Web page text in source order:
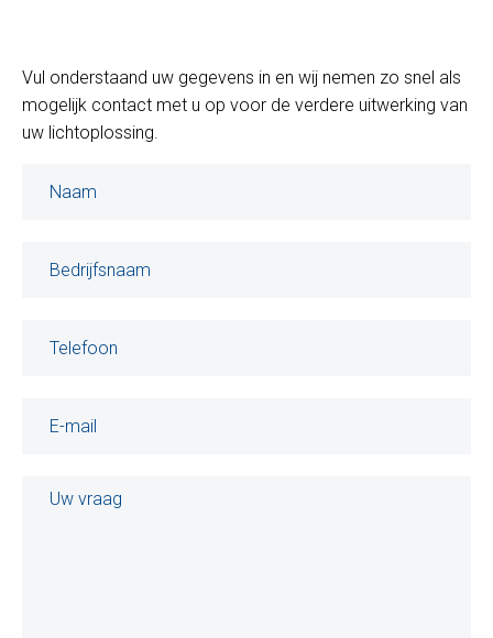
Vul onderstaand uw gegevens in en wij nemen zo snel als
mogelijk contact met u op voor de verdere uitwerking van
uw lichtoplossing.